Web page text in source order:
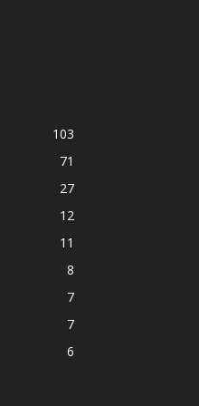
103
71
27
12
11
8
7
7
6